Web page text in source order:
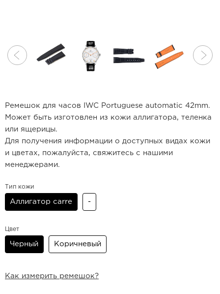
Ремешок для часов IWC Portuguese automatic 42mm.
Может быть изготовлен из кожи аллигатора, теленка
или ящерицы.
Для получения информации о доступных видах кожи
и цветах, пожалуйста, свяжитесь с нашими
менеджерами.
Тип кожи
Аллигатор carre -
Цвет
Черный Коричневый
Как измерить ремешок?